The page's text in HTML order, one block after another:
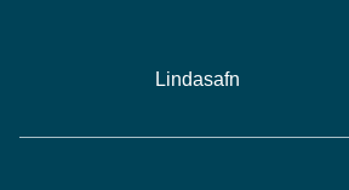
Lindasafn